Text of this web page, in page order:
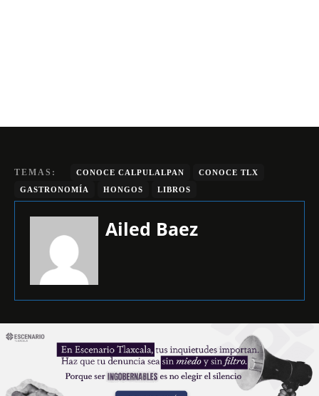
TEMAS: CONOCE CALPULALPAN
CONOCE TLX
GASTRONOMÍA
HONGOS LIBROS
Ailed Baez